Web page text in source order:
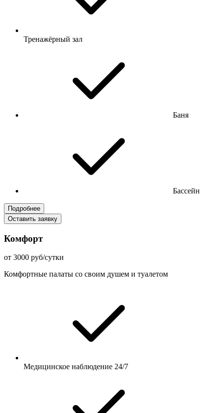
Тренажёрный зал
Баня
Бассейн
Подробнее
Оставить заявку
Комфорт
от 3000 руб/сутки
Комфортные палаты со своим душем и туалетом
Медицинское наблюдение 24/7